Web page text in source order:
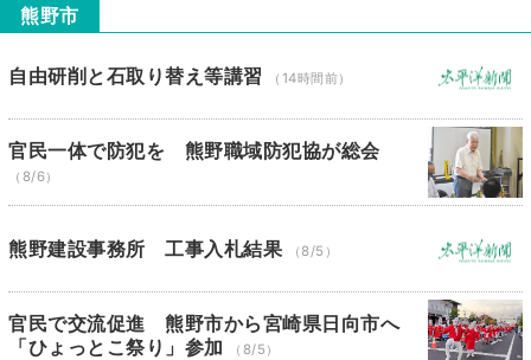
熊野市
自由研削と石取り替え等講習 （14時間前）
官民一体で防犯を 熊野職域防犯協が総会
（8/6）
熊野建設事務所 工事入札結果 （8/5）
官民で交流促進 熊野市から宮崎県日向市へ
「ひょっとこ祭り」参加
（8/5）